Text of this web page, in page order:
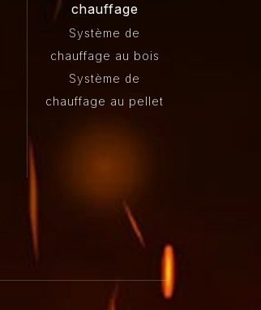
chauffage
Système de
chauffage au bois
Système de
chauffage au pellet